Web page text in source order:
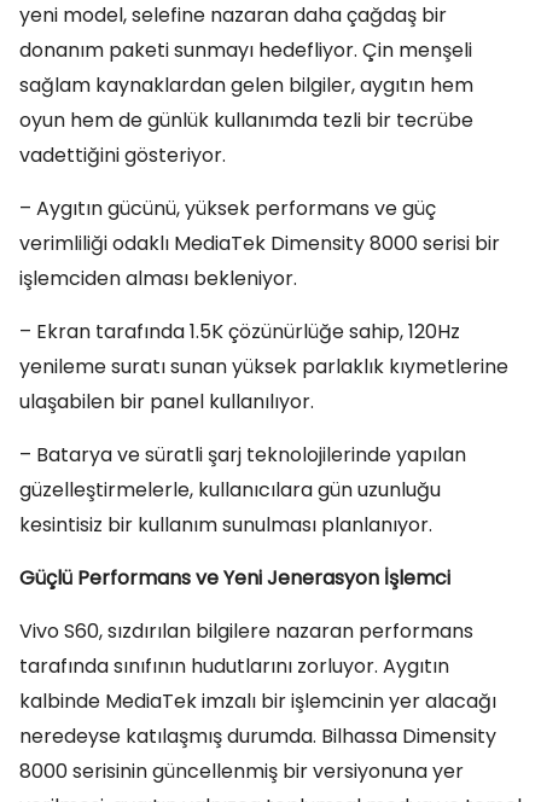
yeni model, selefine nazaran daha çağdaş bir
donanım paketi sunmayı hedefliyor. Çin menşeli
sağlam kaynaklardan gelen bilgiler, aygıtın hem
oyun hem de günlük kullanımda tezli bir tecrübe
vadettiğini gösteriyor.
– Aygıtın gücünü, yüksek performans ve güç
verimliliği odaklı MediaTek Dimensity 8000 serisi bir
işlemciden alması bekleniyor.
– Ekran tarafında 1.5K çözünürlüğe sahip, 120Hz
yenileme suratı sunan yüksek parlaklık kıymetlerine
ulaşabilen bir panel kullanılıyor.
– Batarya ve süratli şarj teknolojilerinde yapılan
güzelleştirmelerle, kullanıcılara gün uzunluğu
kesintisiz bir kullanım sunulması planlanıyor.
Güçlü Performans ve Yeni Jenerasyon İşlemci
Vivo S60, sızdırılan bilgilere nazaran performans
tarafında sınıfının hudutlarını zorluyor. Aygıtın
kalbinde MediaTek imzalı bir işlemcinin yer alacağı
neredeyse katılaşmış durumda. Bilhassa Dimensity
8000 serisinin güncellenmiş bir versiyonuna yer